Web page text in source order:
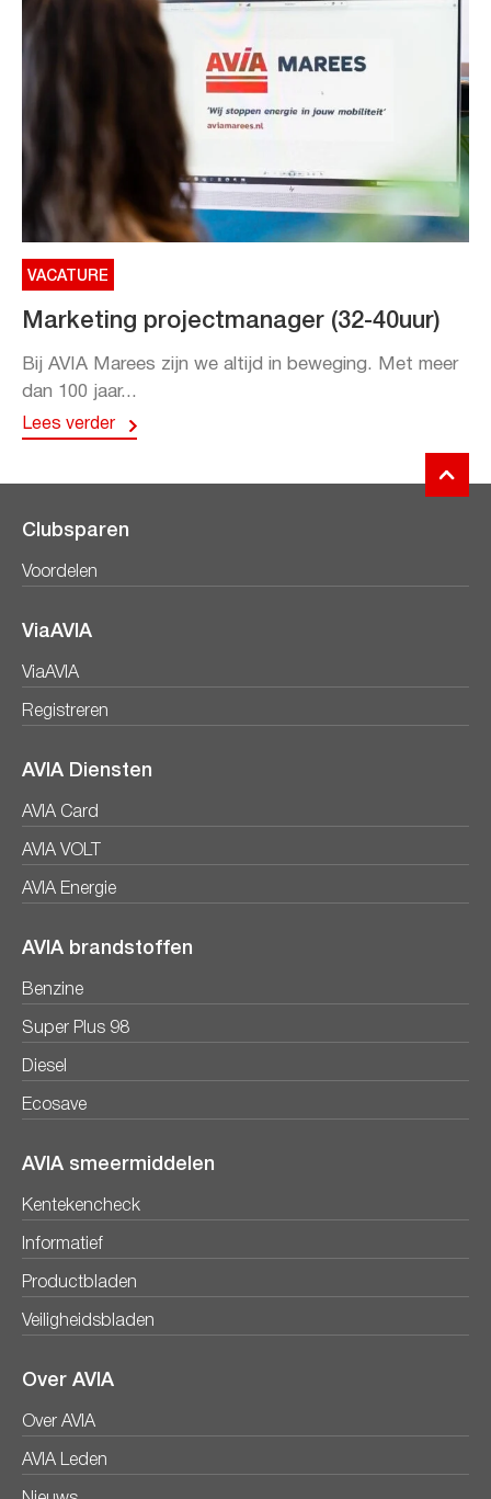
VACATURE
Marketing projectmanager (32-40uur)
Bij AVIA Marees zijn we altijd in beweging. Met meer
dan 100 jaar...
Lees verder
Clubsparen
Voordelen
ViaAVIA
ViaAVIA
Registreren
AVIA Diensten
AVIA Card
AVIA VOLT
AVIA Energie
AVIA brandstoffen
Benzine
Super Plus 98
Diesel
Ecosave
AVIA smeermiddelen
Kentekencheck
Informatief
Productbladen
Veiligheidsbladen
Over AVIA
Over AVIA
AVIA Leden